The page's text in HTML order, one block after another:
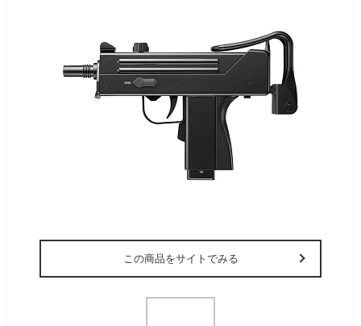
この商品をサイトでみる